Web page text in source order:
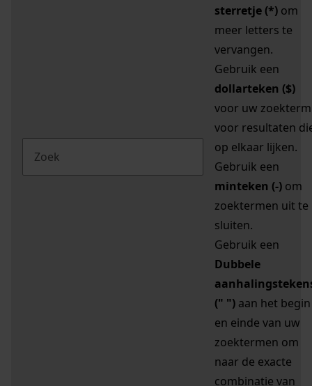
sterretje (*) om
meer letters te
vervangen.
Gebruik een
dollarteken ($)
voor uw zoekterm
voor resultaten
op elkaar lijken.
Gebruik een
minteken (-) om
zoektermen uit te
sluiten.
Gebruik een
Dubbele
(" ") aan het begin
en einde van uw
zoektermen om
naar de exacte
combinatie van